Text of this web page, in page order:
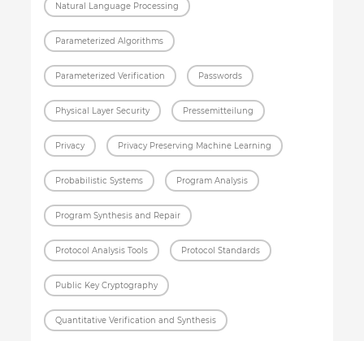
Natural Language Processing
Parameterized Algorithms
Parameterized Verification Passwords
Physical Layer Security Pressemitteilung
Privacy Privacy Preserving Machine Learning
Probabilistic Systems Program Analysis
Program Synthesis and Repair
Protocol Analysis Tools Protocol Standards
Public Key Cryptography
Quantitative Verification and Synthesis